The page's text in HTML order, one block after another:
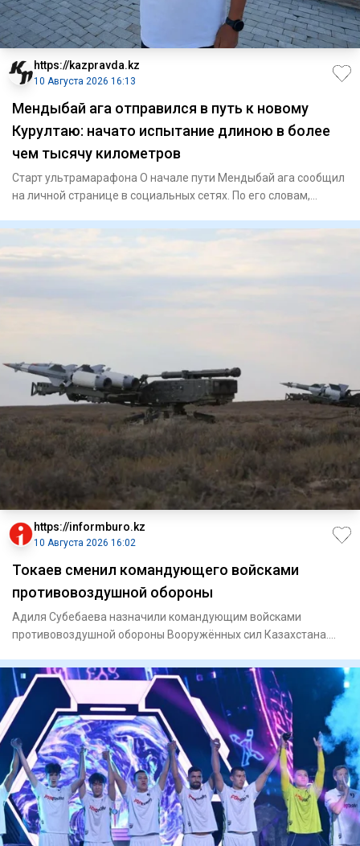
https://kazpravda.kz
10 Августа 2026 16:13
Мендыбай ага отправился в путь к новому
Курултаю: начато испытание длиною в более
чем тысячу километров
Старт ультрамарафона О начале пути Мендыбай ага сообщил
на личной странице в социальных сетях. По его словам,
https://informburo.kz
10 Августа 2026 16:02
Токаев сменил командующего войсками
противовоздушной обороны
Адиля Субебаева назначили командующим войсками
противовоздушной обороны Вооружённых сил Казахстана.